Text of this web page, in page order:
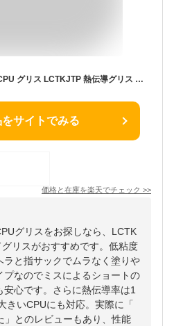
【楽天ランキング1位獲得】CPU グリス LCTKJTP 熱伝導グリス 17W/M.K 3g 高性能 Thermal Paste 絶縁 【ヘラ 指サック付き】 シルバーグリス ナノダイヤモンドグリス 低粘度 耐久性 カーボンベース
サイトでみる
価格と在庫を楽天でチェック >>
グリスをお探しなら、LCTK
リスがおすすめです。低粘度
ラと指サックでムラなく塗りや
なのでミスによるショートの
心です。さらに熱伝導率は1
きいCPUにも対応。実際に「
とのレビューもあり、性能